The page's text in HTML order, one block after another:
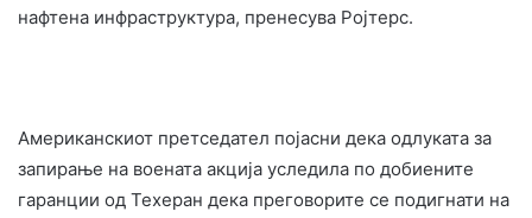
нафтена инфраструктура, пренесува Ројтерс.
Американскиот претседател појасни дека одлуката за
запирање на воената акција уследила по добиените
гаранции од Техеран дека преговорите се подигнати на